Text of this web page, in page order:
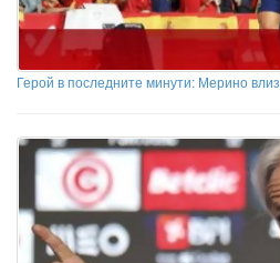
Герой в последните минути: Мерино